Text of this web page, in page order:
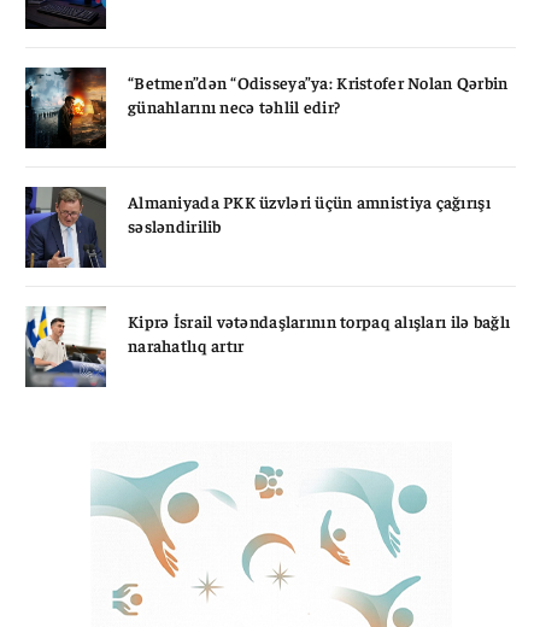
“Betmen”dən “Odisseya”ya: Kristofer Nolan Qərbin
günahlarını necə təhlil edir?
Almaniyada PKK üzvləri üçün amnistiya çağırışı
səsləndirilib
Kiprə İsrail vətəndaşlarının torpaq alışları ilə bağlı
narahatlıq artır